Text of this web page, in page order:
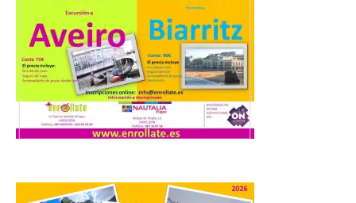
Turismo de Extremadura
impulsa nuevas
iniciativas relacionadas
con el trío de eclipses para
afianzar a Extremadura
como referente en
astroturismo
8 Ago 2026
Extremadura cuenta con
uno de los cielos